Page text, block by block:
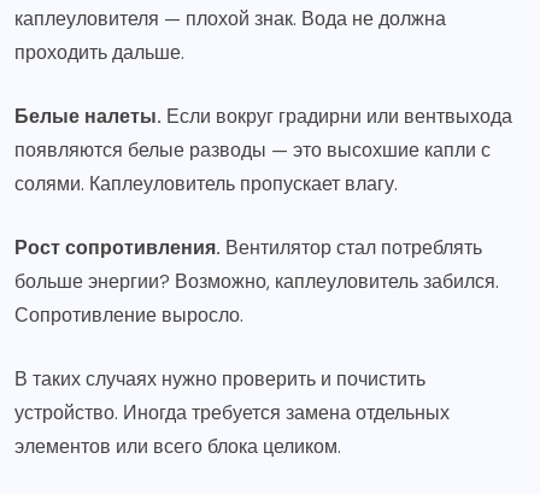
каплеуловителя — плохой знак. Вода не должна
проходить дальше.
Белые налеты. Если вокруг градирни или вентвыхода
появляются белые разводы — это высохшие капли с
солями. Каплеуловитель пропускает влагу.
Рост сопротивления. Вентилятор стал потреблять
больше энергии? Возможно, каплеуловитель забился.
Сопротивление выросло.
В таких случаях нужно проверить и почистить
устройство. Иногда требуется замена отдельных
элементов или всего блока целиком.